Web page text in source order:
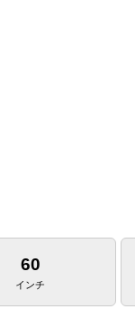
60
インチ